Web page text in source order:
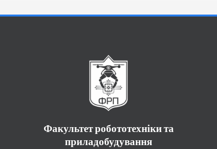
Факультет робототехніки та
приладобудування